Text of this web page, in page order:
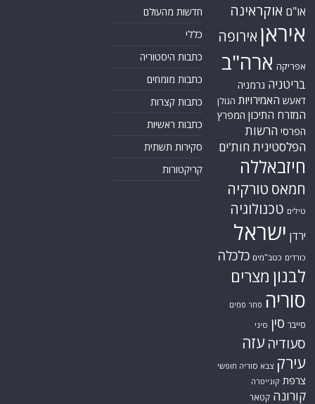
או"ם אוקראינה
איראן אירופה
אפריקה ארה"ב
בריטניה גרמניה
דאעש האמירויות הגולן
המזרח התיכון המפרץ
הפרסי הרשות
הפלסטינית חות'ים
חיזבאללה
חמאס טורקיה
טילים טכנולוגיה
ירדן ישראל
כורדים כטב"מים כלכלה
לבנון מצרים
סוריה סחר סמים
סייבר סין סיני
סעודיה עזה
עירק צבא סוריה חופשי
צרפת קונייטרה
קורונה קטאר
חדשות מהעולם
כללי
כתבות היסטוריה
כתבות מומחים
כתבות קצרות
כתבות ראשיות
סקירות תשתית
קריקטורות